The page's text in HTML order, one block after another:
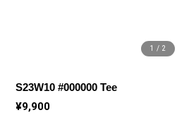
1 / 2
S23W10 #000000 Tee
¥9,900